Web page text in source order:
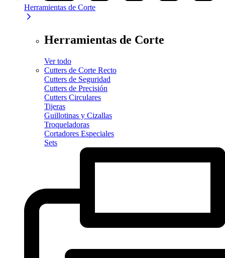
Herramientas de Corte
Herramientas de Corte
Ver todo
Cutters de Corte Recto
Cutters de Seguridad
Cutters de Precisión
Cutters Circulares
Tijeras
Guillotinas y Cizallas
Troqueladoras
Cortadores Especiales
Sets